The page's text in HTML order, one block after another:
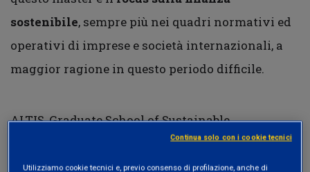
sostenibile, sempre più nei quadri normativi ed
operativi di imprese e società internazionali, a
maggior ragione in questo periodo difficile.
ALTIS, Graduate School of Sustainable
Management, nasce nei primi anni 2000in seno
all’Università Cattolica da un’idea del Professor
Utilizziamo cookie tecnici e, previo consenso di profilazione, anche di
Continua solo con i cookie tecnici